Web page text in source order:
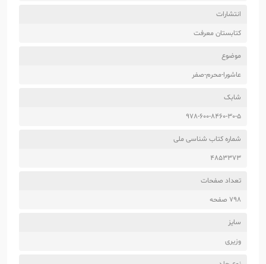
انتشارات
کتابستان معرفت
موضوع
عاشورا-محرم-صفر
شابک
978-600-8460-30-5
شماره کتاب شناسی ملی
4853373
تعداد صفحات
798 صفحه
سایز
وزیری